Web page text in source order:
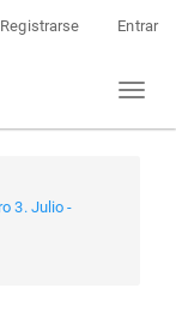
Registrarse Entrar
Toggle
3. Julio -